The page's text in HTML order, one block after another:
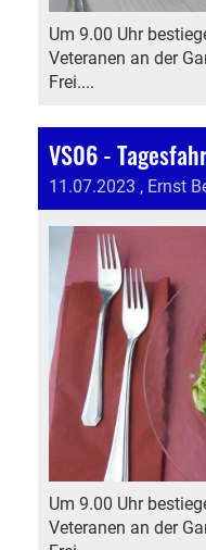
Um 9.00 Uhr
Veteranen an der
Frei....
VS06 -
11.07.2023 , Ernst
Um 9.00 Uhr
Veteranen an der